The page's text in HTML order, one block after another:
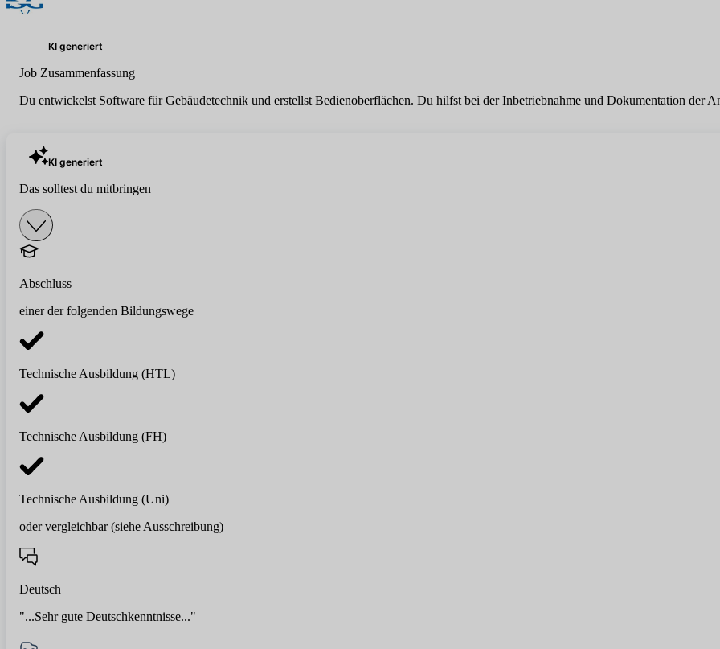
KI generiert
Job Zusammenfassung
Du entwickelst Software für Gebäudetechnik und erstellst Bedienoberflächen. Du hilfst bei der Inbetriebnahme und Dokumentation der
KI generiert
Das solltest du mitbringen
Abschluss
einer der folgenden Bildungswege
Technische Ausbildung (HTL)
Technische Ausbildung (FH)
Technische Ausbildung (Uni)
oder vergleichbar (siehe Ausschreibung)
Deutsch
"...Sehr gute Deutschkenntnisse..."